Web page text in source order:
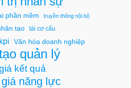
phần mềm truyền thông nội bộ
tạo tái cơ cấu
Văn hóa doanh nghiệp
quản lý
kết quả
năng lực